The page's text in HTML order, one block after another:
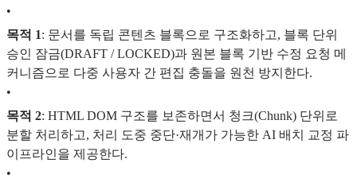
•
목적 1: 문서를 독립 콘텐츠 블록으로 구조화하고, 블록 단위
승인 잠금(DRAFT / LOCKED)과 원본 블록 기반 수정 요청 메
커니즘으로 다중 사용자 간 편집 충돌을 원천 방지한다.
•
목적 2: HTML DOM 구조를 보존하면서 청크(Chunk) 단위로
분할 처리하고, 처리 도중 중단·재개가 가능한 AI 배치 교정 파
이프라인을 제공한다.
•